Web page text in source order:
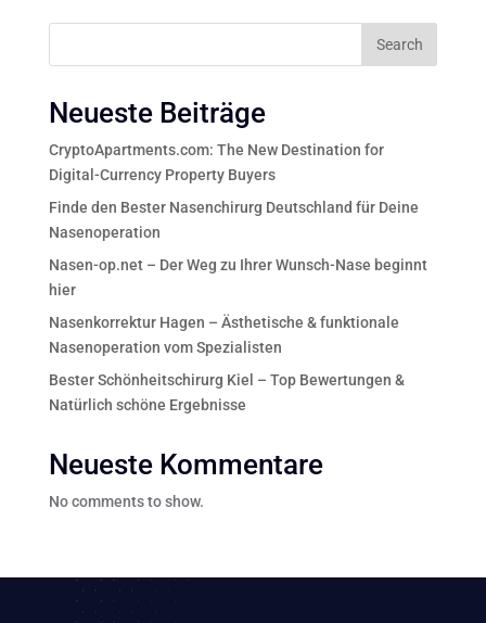
Search
Neueste Beiträge
CryptoApartments.com: The New Destination for
Digital-Currency Property Buyers
Finde den Bester Nasenchirurg Deutschland für Deine
Nasenoperation
Nasen-op.net – Der Weg zu Ihrer Wunsch-Nase beginnt
hier
Nasenkorrektur Hagen – Ästhetische & funktionale
Nasenoperation vom Spezialisten
Bester Schönheitschirurg Kiel – Top Bewertungen &
Natürlich schöne Ergebnisse
Neueste Kommentare
No comments to show.